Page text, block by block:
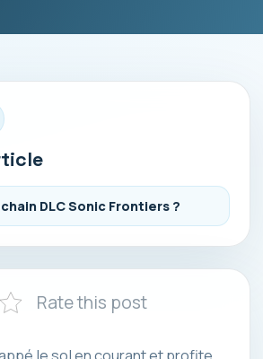
DLC Sonic Frontiers ?
Rate this post